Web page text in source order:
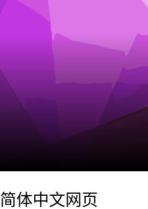
简体中文网页